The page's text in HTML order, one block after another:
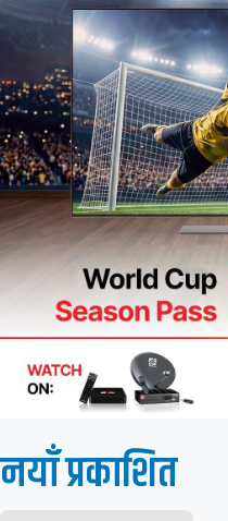
नयाँ प्रकाशित